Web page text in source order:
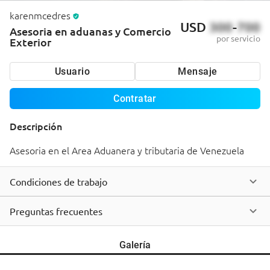
karenmcedres
Asesoria en aduanas y Comercio
Exterior
USD 300-700
por servicio
Usuario Mensaje
Contratar
Descripción
Asesoria en el Area Aduanera y tributaria de Venezuela
Condiciones de trabajo
Preguntas frecuentes
Galería